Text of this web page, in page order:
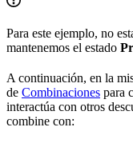
Para este ejemplo, no
mantenemos el estado
A continuación, en la
de Combinaciones para
interactúa con otros
combine con: